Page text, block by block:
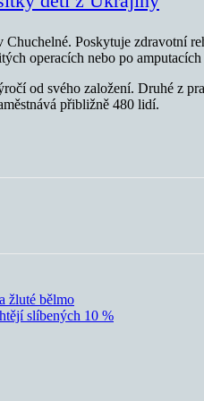
Poskytuje zdravotní
operacích nebo po
od svého založení. Druhé z
přibližně 480 lidí.
žluté bělmo
slíbených 10 %